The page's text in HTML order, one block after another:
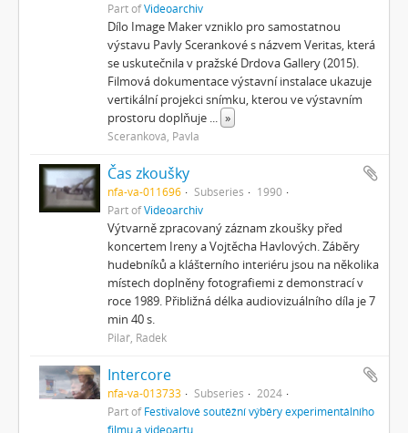
Part ofVideoarchiv
Dílo Image Maker vzniklo pro samostatnou
výstavu Pavly Scerankové s názvem Veritas, která
se uskutečnila v pražské Drdova Gallery (2015).
Filmová dokumentace výstavní instalace ukazuje
vertikální projekci snímku, kterou ve výstavním
prostoru doplňuje ... »
Sceranková, Pavla
Čas zkoušky
nfa-va-011696 Subseries
1990
Part ofVideoarchiv
Výtvarně zpracovaný záznam zkoušky před
koncertem Ireny a Vojtěcha Havlových. Záběry
hudebníků a klášterního interiéru jsou na několika
místech doplněny fotografiemi z demonstrací v
roce 1989. Přibližná délka audiovizuálního díla je 7
min 40 s.
Pilař, Radek
Intercore
nfa-va-013733 Subseries
2024
Part ofFestivalové soutěžní výběry experimentálního
filmu a videoartu